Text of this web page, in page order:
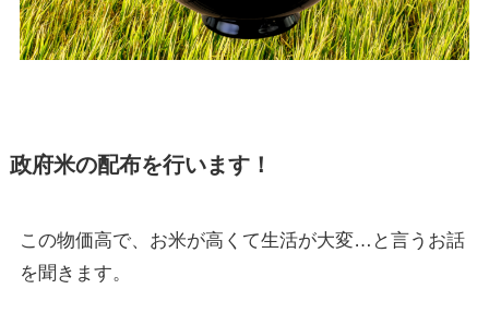
政府米の配布を行います！
この物価高で、お米が高くて生活が大変…と言うお話
を聞きます。